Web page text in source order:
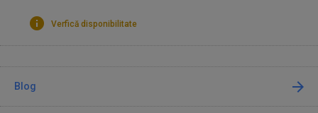
Verfică disponibilitate
Blog